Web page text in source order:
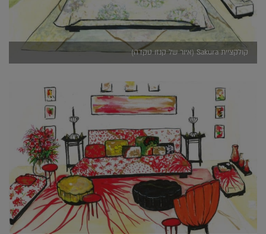
קולקציית Sakura (איור של קנזו טקדה)